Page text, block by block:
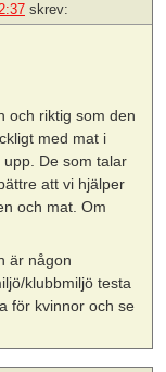
skrev:
och riktig som den
med mat i
upp. De som talar
att vi hjälper
och mat. Om
är någon
klubbmiljö testa
för kvinnor och se